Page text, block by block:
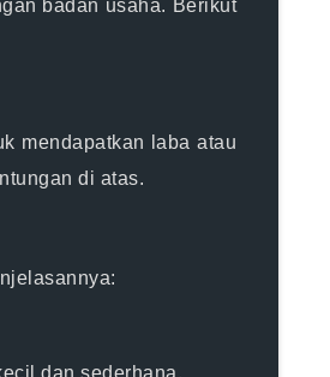
badan usaha. Berikut
mendapatkan laba atau
di atas.